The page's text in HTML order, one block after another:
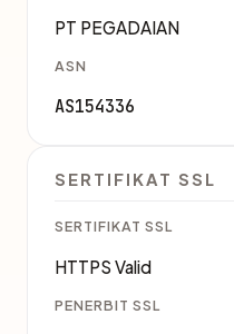
PT PEGADAIAN
ASN
AS154336
SERTIFIKAT SSL
SERTIFIKAT SSL
HTTPS Valid
PENERBIT SSL